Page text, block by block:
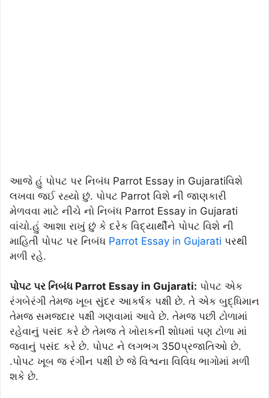
આજે હું પોપટ પર નિબંધ Parrot Essay in Gujaratiવિશે
લખવા જઈ રહ્યો છું. પોપટ Parrot વિશે ની જાણકારી
મેળવવા માટે નીચે નો નિબંધ Parrot Essay in Gujarati
વાંચો.હું આશા રાખું છું કે દરેક વિદ્યાર્થીને પોપટ વિશે ની
માહિતી પોપટ પર નિબંધ Parrot Essay in Gujarati પરથી
મળી રહે.
પોપટ પર નિબંધ Parrot Essay in Gujarati: પોપટ એક
રંગબેરંગી તેમજ ખૂબ સુંદર આકર્ષક પક્ષી છે. તે એક બુદ્ધિમાન
તેમજ સમજદાર પક્ષી ગણવામાં આવે છે. તેમજ પછી ટોળામાં
રહેવાનું પસંદ કરે છે તેમજ તે ખોરાકની શોધમાં પણ ટોળા માં
જવાનું પસંદ કરે છે. પોપટ ને લગભગ 350પ્રજાતિઓ છે.
.પોપટ ખૂબ જ રંગીન પક્ષી છે જે વિશ્વના વિવિધ ભાગોમાં મળી
શકે છે.